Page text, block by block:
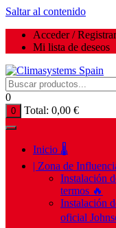
Saltar al contenido
Acceder /
Mi lista de deseos
0
0 Total: 0,00 €
Inicio 🌡️
| Zona de
Instalación
termos 🔥
Instalación
oficial